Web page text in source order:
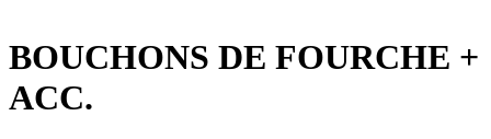
BOUCHONS DE FOURCHE +
ACC.